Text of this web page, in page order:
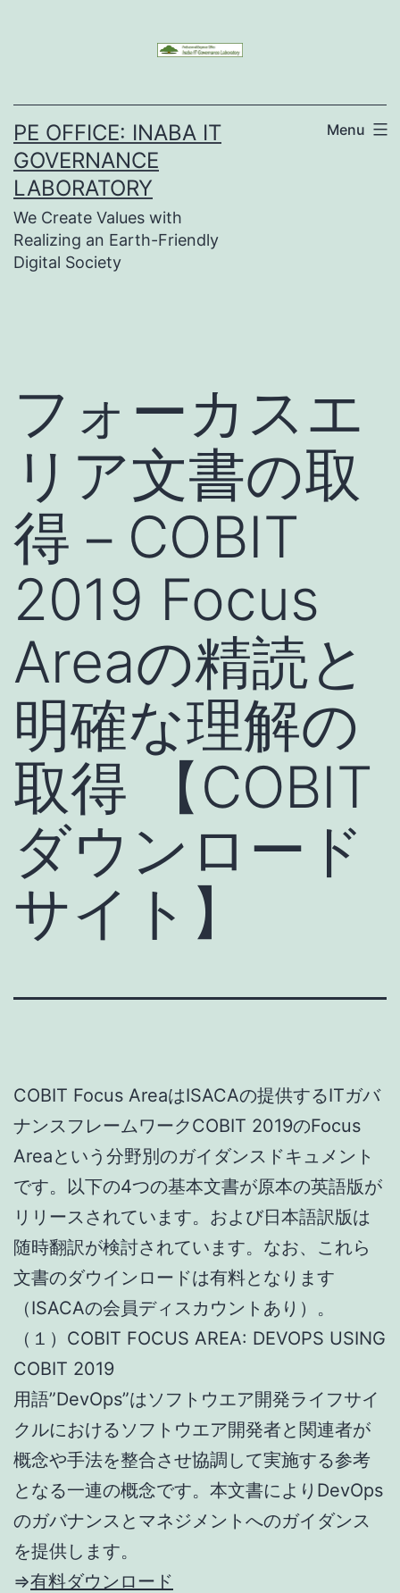
PE OFFICE: INABA IT
GOVERNANCE
LABORATORY
We Create Values with
Realizing an Earth-Friendly
Digital Society
Menu
フォーカスエ
リア文書の取
得－COBIT
2019 Focus
Areaの精読と
明確な理解の
取得 【COBIT
ダウンロード
サイト】
COBIT Focus AreaはISACAの提供するITガバ
ナンスフレームワークCOBIT 2019のFocus
Areaという分野別のガイダンスドキュメント
です。以下の4つの基本文書が原本の英語版が
リリースされています。および日本語訳版は
随時翻訳が検討されています。なお、これら
文書のダウインロードは有料となります
（ISACAの会員ディスカウントあり）。
（１）COBIT FOCUS AREA: DEVOPS USING
COBIT 2019
用語”DevOps”はソフトウエア開発ライフサイ
クルにおけるソフトウエア開発者と関連者が
概念や手法を整合させ協調して実施する参考
となる一連の概念です。本文書によりDevOps
のガバナンスとマネジメントへのガイダンス
を提供します。
⇒有料ダウンロード